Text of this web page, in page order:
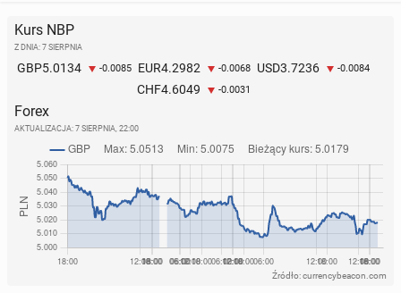
Kurs NBP
Z DNIA: 7 SIERPNIA
GBP5.0134 -0.0085 EUR4.2982 -0.0068 USD3.7236 -0.0084
CHF4.6049 -0.0031
Forex
AKTUALIZACJA: 7 SIERPNIA, 22:00
Źródło: currencybeacon.com